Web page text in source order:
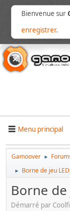
Bienvenue sur
enregistrer.
Menu principal
Gamoover ►
► Borne de jeu
Borne de
Démarré par